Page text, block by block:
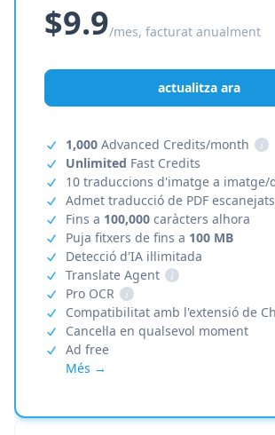
$9.9/mes, facturat anualment
actualitza ara
1,000 Advanced Credits/month
i
Unlimited Fast Credits
10 traduccions d'imatge a imatge/
Admet traducció de PDF escanejats
Fins a 100,000 caràcters alhora
Puja fitxers de fins a 100 MB
Detecció d'IA il·limitada
Translate Agent
i
Pro OCR
i
Compatibilitat amb l'extensió de
Cancel·la en qualsevol moment
Ad free
Més →